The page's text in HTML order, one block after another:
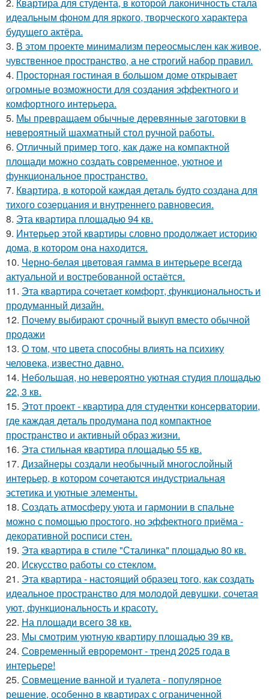
идеальным фоном для яркого, творческого характера
будущего актёра.
3. В этом проекте минимализм переосмыслен как живое,
чувственное пространство, а не строгий набор правил.
4. Просторная гостиная в большом доме открывает
огромные возможности для создания эффектного и
комфортного интерьера.
5. Мы превращаем обычные деревянные заготовки в
невероятный шахматный стол ручной работы.
6. Отличный пример того, как даже на компактной
площади можно создать современное, уютное и
функциональное пространство.
7. Квартира, в которой каждая деталь будто создана для
тихого созерцания и внутреннего равновесия.
8. Эта квартира площадью 94 кв.
9. Интерьер этой квартиры словно продолжает историю
дома, в котором она находится.
10. Черно-белая цветовая гамма в интерьере всегда
актуальной и востребованной остаётся.
11. Эта квартира сочетает комфорт, функциональность и
продуманный дизайн.
12. Почему выбирают срочный выкуп вместо обычной
продажи
13. О том, что цвета способны влиять на психику
человека, известно давно.
14. Небольшая, но невероятно уютная студия площадью
22, 3 кв.
15. Этот проект - квартира для студентки консерватории,
где каждая деталь продумана под компактное
пространство и активный образ жизни.
16. Эта стильная квартира площадью 55 кв.
17. Дизайнеры создали необычный многослойный
интерьер, в котором сочетаются индустриальная
эстетика и уютные элементы.
18. Создать атмосферу уюта и гармонии в спальне
можно с помощью простого, но эффектного приёма -
декоративной росписи стен.
19. Эта квартира в стиле "Сталинка" площадью 80 кв.
20. Искусство работы со стеклом.
21. Эта квартира - настоящий образец того, как создать
идеальное пространство для молодой девушки, сочетая
уют, функциональность и красоту.
22. На площади всего 38 кв.
23. Мы смотрим уютную квартиру площадью 39 кв.
24. Современный евроремонт - тренд 2025 года в
интерьере!
25. Совмещение ванной и туалета - популярное
решение, особенно в квартирах с ограниченной